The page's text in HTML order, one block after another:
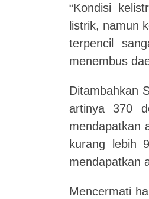
“Kondisi
listrik, namun
terpencil
menembus
Ditambahkan
artinya 370
mendapatkan
kurang lebih
mendapatkan
Mencermati